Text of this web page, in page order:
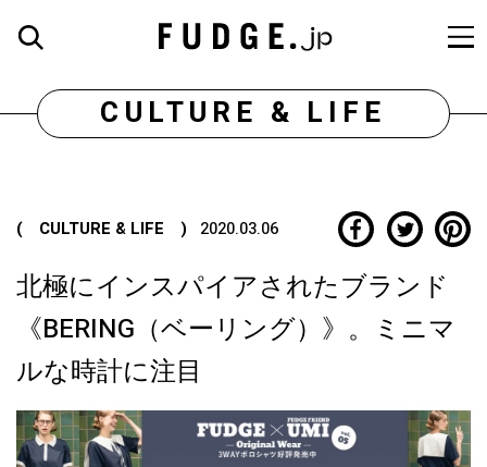
CULTURE & LIFE
( CULTURE & LIFE ) 2020.03.06
北極にインスパイアされたブランド
《BERING（ベーリング）》。ミニマ
ルな時計に注目